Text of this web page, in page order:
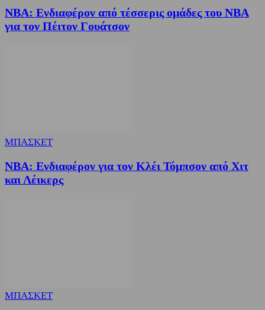
NBA: Ενδιαφέρον από τέσσερις ομάδες του NBA
για τον Πέιτον Γουάτσον
ΜΠΑΣΚΕΤ
NBA: Ενδιαφέρον για τον Κλέι Τόμπσον από Χιτ
και Λέικερς
ΜΠΑΣΚΕΤ